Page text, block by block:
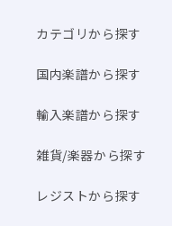
カテゴリから探す
国内楽譜から探す
輸入楽譜から探す
雑貨/楽器から探す
レジストから探す